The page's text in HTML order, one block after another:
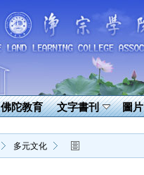
佛陀教育 文字書刊 圖片
多元文化